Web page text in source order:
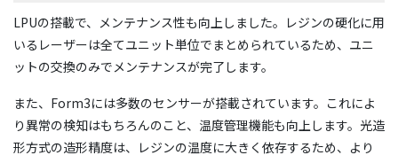
LPUの搭載で、メンテナンス性も向上しました。レジンの硬化に用
いるレーザーは全てユニット単位でまとめられているため、ユニ
ットの交換のみでメンテナンスが完了します。
また、Form3には多数のセンサーが搭載されています。これによ
り異常の検知はもちろんのこと、温度管理機能も向上します。光造
形方式の造形精度は、レジンの温度に大きく依存するため、より